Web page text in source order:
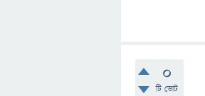
0
টি ভোট